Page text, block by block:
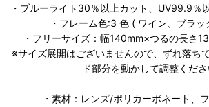
・ブルーライト30％以上カット、UV99.9％
・フレーム色:3 色 ( ワイン、ブラッ
・フリーサイズ：幅140mm×つるの長さ
※サイズ展開はございませんので、ずれ落ち
ド部分を動かして調整くださ
・素材：レンズ/ポリカーボネート、